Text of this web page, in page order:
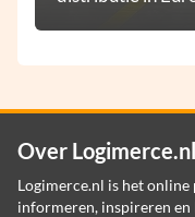
Over Logimerce.nl
Logimerce.nl is het
informeren, inspireren en